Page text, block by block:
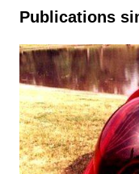
l’article
Publications